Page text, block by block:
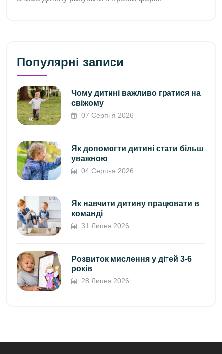
Популярні записи
Чому дитині важливо гратися на
свіжому
07 Серпня 2026
Як допомогти дитині стати більш
уважною
04 Серпня 2026
Як навчити дитину працювати в
команді
31 Липня 2026
Розвиток мислення у дітей 3-6
років
28 Липня 2026